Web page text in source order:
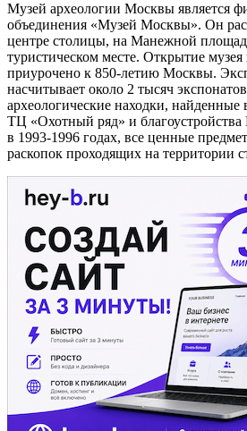
Музей археологии Москвы является
объединения «Музей Москвы». Он
центре столицы, на Манежной
туристическом месте. Открытие
приурочено к 850-летию Москвы.
насчитывает около 2 тысяч
археологические находки, найденные
ТЦ «Охотный ряд» и
в 1993-1996 годах, все ценные
раскопок проходящих на территории